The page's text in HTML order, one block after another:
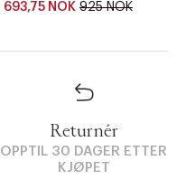
693,75 NOK 925 NOK
Returnér
OPPTIL 30 DAGER ETTER
KJØPET